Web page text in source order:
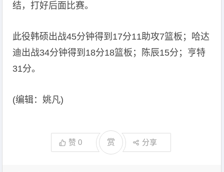
结，打好后面比赛。
此役韩硕出战45分钟得到17分11助攻7篮板；哈达
迪出战34分钟得到18分18篮板；陈辰15分；亨特
31分。
(编辑：姚凡)
赞0 赏 分享